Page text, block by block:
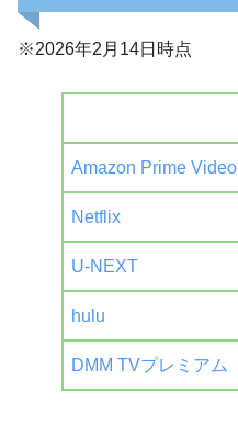
※2026年2月14日時点
Amazon Prime Video
Netflix
U-NEXT
hulu
DMM TVプレミアム